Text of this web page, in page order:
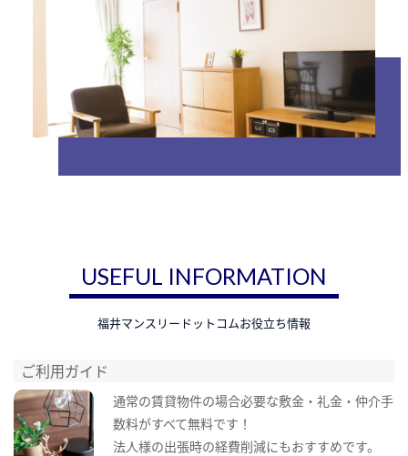
USEFUL INFORMATION
福井マンスリードットコムお役立ち情報
ご利用ガイド
通常の賃貸物件の場合必要な敷金・礼金・仲介手
数料がすべて無料です！
法人様の出張時の経費削減にもおすすめです。